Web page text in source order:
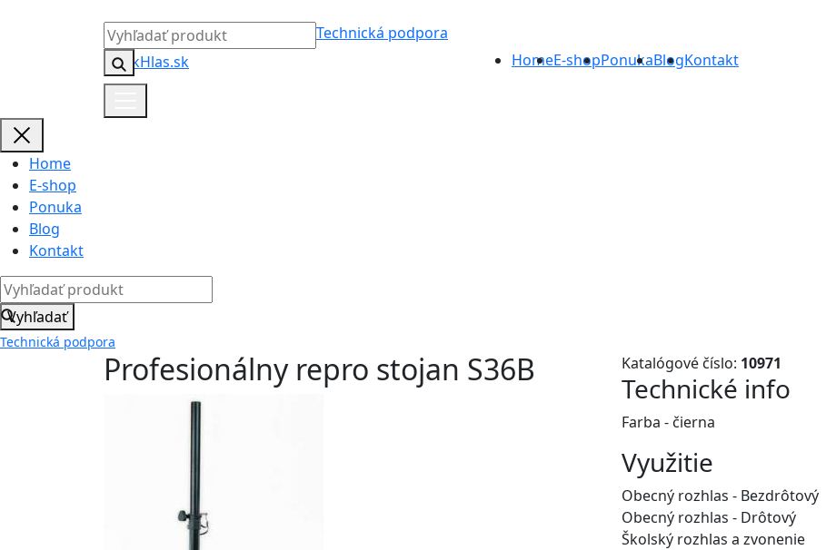
Technická podpora
HomeE-shopPonukaBlogKontakt
Home
E-shop
Ponuka
Blog
Kontakt
Vyhľadať
Technická podpora
Profesionálny repro stojan S36B Katalógové číslo: 10971
Technické info
Farba - čierna
Využitie
Obecný rozhlas - Bezdrôtový
Obecný rozhlas - Drôtový
Školský rozhlas a zvonenie